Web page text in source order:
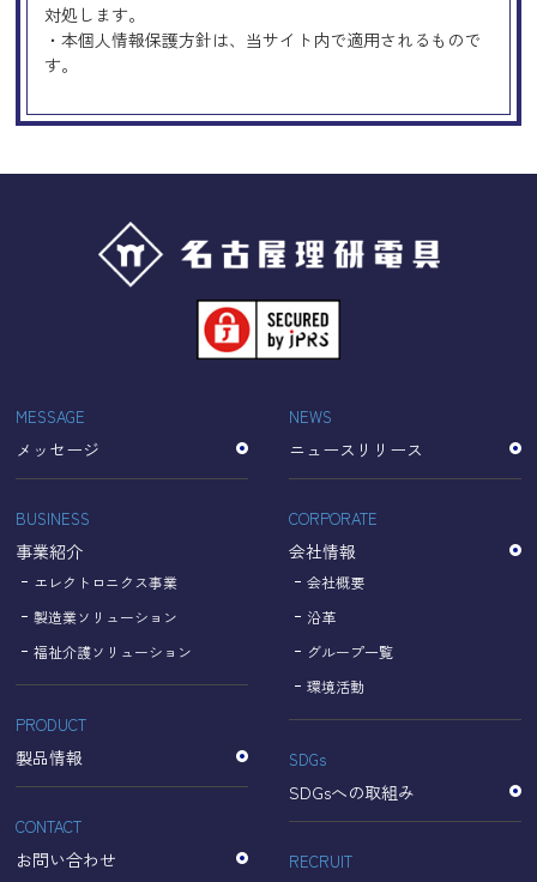
対処します。
・本個人情報保護方針は、当サイト内で適用されるもので
す。
Googleアナリティクスの使用につい
当サイトでは、より良いサービスの提供、またユーザビリ
ティの向上のため、Googleアナリティクスを使用し、当サ
イトの利用状況などのデータ収集及び解析を行っておりま
す。その際、「Cookie」を通じて、Googleがお客様のIPア
ドレスなどの情報を収集する場合がありますが、
「Cookie」で収集される情報は個人を特定できるものでは
収集されたデータはGoogleのプライバシーポリシーにおい
て管理されます。
なお、当サイトのご利用をもって、上述の方法・目的にお
いてGoogle及び当サイトが行うデータ処理に関し、お客様
【Googleのプライバシーポリシー】
https://policies.google.com/privacy?hl=ja
https://policies.google.com/technologies/partner-sites?
hl=ja
個人情報に関するお問い合わせ窓口
名古屋理研電具株式会社
TEL：052-833-1248
MESSAGE
メッセージ
BUSINESS
事業紹介
エレクトロニクス事業
製造業ソリューション
福祉介護ソリューション
PRODUCT
製品情報
CONTACT
お問い合わせ
NEWS
ニュースリリース
CORPORATE
会社情報
会社概要
沿革
グループ一覧
環境活動
SDGs
SDGsへの取組み
RECRUIT